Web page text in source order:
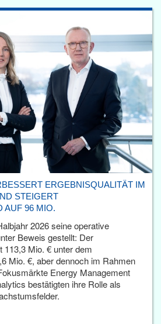
ERGEBNISQUALITÄT IM
STEIGERT
AUF 96 MIO.
2026 seine operative
Beweis gestellt: Der
Mio. € unter dem
Mio. €, aber dennoch im Rahmen
Energy Management
bestätigten ihre Rolle als